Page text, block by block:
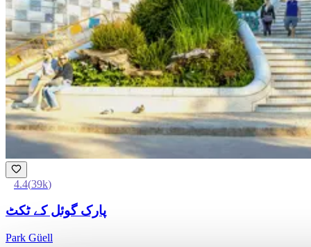
4.4(39k)
پارک گوئل کے ٹکٹ
Park Güell